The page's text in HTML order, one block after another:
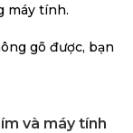
máy tính.
gõ được, bạn
và máy tính